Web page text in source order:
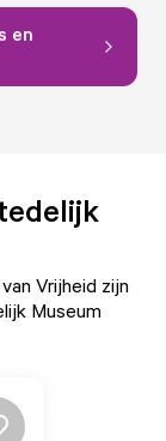
en
Vrijheid zijn
Museum